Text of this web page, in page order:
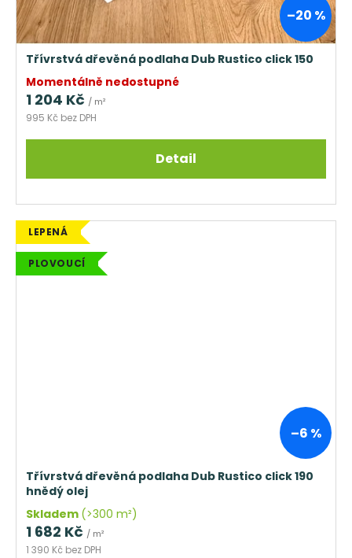
–20 %
Třívrstvá dřevěná podlaha Dub Rustico click 150
Momentálně nedostupné
995 Kč bez DPH
1 204 Kč / m²
Detail
LEPENÁ
PLOVOUCÍ
–6 %
Třívrstvá dřevěná podlaha Dub Rustico click 190
hnědý olej
Skladem (>300 m²)
1 390 Kč bez DPH
1 682 Kč / m²